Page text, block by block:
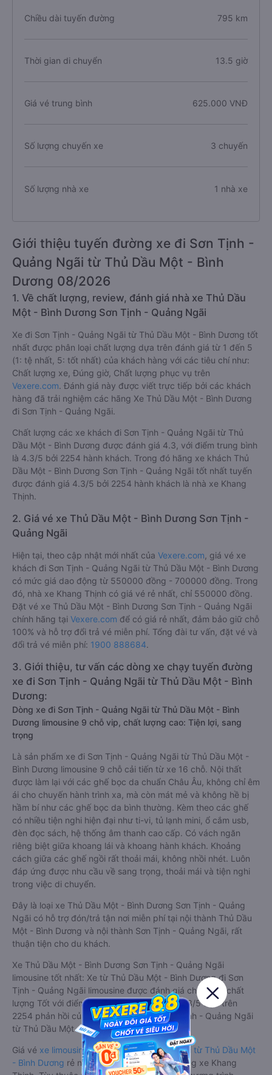
Chiều dài tuyến đường 795 km
Thời gian di chuyển 13.5 giờ
Giá vé trung bình 625.000 VNĐ
Số lượng chuyến xe 3 chuyến
Số lượng nhà xe 1 nhà xe
Giới thiệu tuyến đường xe đi Sơn Tịnh -
Quảng Ngãi từ Thủ Dầu Một - Bình
Dương 08/2026
1. Về chất lượng, review, đánh giá nhà xe Thủ Dầu
Một - Bình Dương Sơn Tịnh - Quảng Ngãi
Xe đi Sơn Tịnh - Quảng Ngãi từ Thủ Dầu Một - Bình Dương tốt
nhất được phân loại chất lượng dựa trên đánh giá từ 1 đến 5
(1: tệ nhất, 5: tốt nhất) của khách hàng với các tiêu chí như:
Chất lượng xe, Đúng giờ, Chất lượng phục vụ trên
Vexere.com. Đánh giá này được viết trực tiếp bởi các khách
hàng đã trải nghiệm các hãng Xe Thủ Dầu Một - Bình Dương
đi Sơn Tịnh - Quảng Ngãi.
Chất lượng các xe khách đi Sơn Tịnh - Quảng Ngãi từ Thủ
Dầu Một - Bình Dương được đánh giá 4.3, với điểm trung bình
là 4.3/5 bởi 2254 hành khách. Trong đó hãng xe khách Thủ
Dầu Một - Bình Dương Sơn Tịnh - Quảng Ngãi tốt nhất tuyến
được đánh giá 4.3/5 bởi 2254 hành khách là nhà xe Khang
Thịnh.
2. Giá vé xe Thủ Dầu Một - Bình Dương Sơn Tịnh -
Quảng Ngãi
Hiện tại, theo cập nhật mới nhất của Vexere.com , giá vé xe
khách đi Sơn Tịnh - Quảng Ngãi từ Thủ Dầu Một - Bình Dương
có mức giá dao động từ 550000 đồng - 700000 đồng. Trong
đó, nhà xe Khang Thịnh có giá vé rẻ nhất, chỉ 550000 đồng.
Đặt vé xe Thủ Dầu Một - Bình Dương Sơn Tịnh - Quảng Ngãi
chính hãng tại Vexere.com để có giá rẻ nhất, đảm bảo giữ chỗ
100% và hỗ trợ đổi trả vé miễn phí. Tổng đài tư vấn, đặt vé và
đổi trả vé miễn phí: 1900 888684.
3. Giới thiệu, tư vấn các dòng xe chạy tuyến đường
xe đi Sơn Tịnh - Quảng Ngãi từ Thủ Dầu Một - Bình
Dương:
Dòng xe đi Sơn Tịnh - Quảng Ngãi từ Thủ Dầu Một - Bình
Dương limousine 9 chỗ vip, chất lượng cao: Tiện lợi, sang
trọng
Là sản phẩm xe đi Sơn Tịnh - Quảng Ngãi từ Thủ Dầu Một -
Bình Dương limousine 9 chỗ cải tiến từ xe 16 chỗ. Nội thất
được làm lại với các ghế bọc da chuẩn Châu Âu, không chỉ êm
ái cho chuyến hành trình xa, mà còn mát mẻ và không hề bị
hầm bí như các ghế bọc da bình thường. Kèm theo các ghế
có nhiều tiện nghi hiện đại như ti-vi, tủ lạnh mini, ổ cắm usb,
đèn đọc sách, hệ thống âm thanh cao cấp. Có vách ngăn
riêng biệt giữa khoang lái và khoang hành khách. Khoảng
cách giữa các ghế ngồi rất thoải mái, không nhồi nhét. Luôn
đáp ứng được nhu cầu về sang trọng, thoải mái và tiện nghi
trong việc di chuyển.
Đây là loại xe Thủ Dầu Một - Bình Dương Sơn Tịnh - Quảng
Ngãi có hỗ trợ đón/trả tận nơi miễn phí tại nội thành Thủ Dầu
Một - Bình Dương và nội thành Sơn Tịnh - Quảng Ngãi, rất
thuận tiện cho du khách.
Xe Thủ Dầu Một - Bình Dương Sơn Tịnh - Quảng Ngãi
limousine tốt nhất: Xe từ Thủ Dầu Một - Bình Dương đi Sơn
Tịnh - Quảng Ngãi limousine được đánh giá chung có chất
lượng Tốt với điểm đánh giá trung bình từ 4.3/5 dựa trên
2254 phản hồi của hành khách Xe về Sơn Tịnh - Quảng Ngãi
từ Thủ Dầu Một - Bình Dương.
Giá vé xe limousine đi Sơn Tịnh - Quảng Ngãi từ Thủ Dầu Một
- Bình Dương rẻ nhất là 550000VND của hãng xe Khang